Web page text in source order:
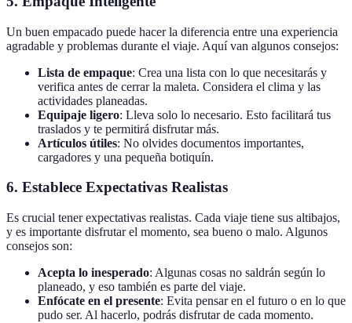
Un buen empacado puede hacer la diferencia entre una experiencia
agradable y problemas durante el viaje. Aquí van algunos consejos:
Lista de empaque: Crea una lista con lo que necesitarás y
verifica antes de cerrar la maleta. Considera el clima y las
actividades planeadas.
Equipaje ligero: Lleva solo lo necesario. Esto facilitará tus
traslados y te permitirá disfrutar más.
Artículos útiles: No olvides documentos importantes,
cargadores y una pequeña botiquín.
6. Establece Expectativas Realistas
Es crucial tener expectativas realistas. Cada viaje tiene sus altibajos,
y es importante disfrutar el momento, sea bueno o malo. Algunos
consejos son:
Acepta lo inesperado: Algunas cosas no saldrán según lo
planeado, y eso también es parte del viaje.
Enfócate en el presente: Evita pensar en el futuro o en lo que
pudo ser. Al hacerlo, podrás disfrutar de cada momento.